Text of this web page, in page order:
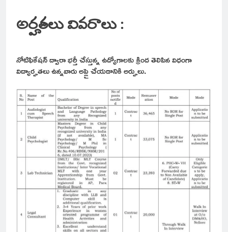
అర్హతలు వివరాలు :
నోటిఫికేషన్ ద్వారా భర్తీ చేస్తున్న ఉద్యోగాలకు క్రింద తెలిపిన విధంగా
విద్యార్హతలు ఉన్నవారు అప్లై చేయడానికి అర్హులు.